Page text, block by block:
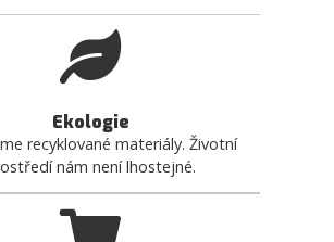
Ekologie
recyklované materiály. Životní
nám není lhostejné.